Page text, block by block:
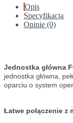
Opis
Specyfikacja
Opinie (0)
Jednostka główna
jednostka główna,
oparciu o system
Łatwe połączenie z